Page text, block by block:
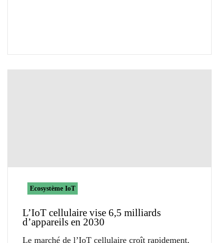
Ecosystème IoT
L’IoT cellulaire vise 6,5 milliards
d’appareils en 2030
Le marché de l’IoT cellulaire croît rapidement,